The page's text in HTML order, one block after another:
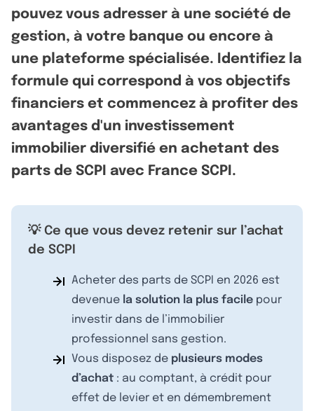
pouvez vous adresser à une société de
gestion, à votre banque ou encore à
une plateforme spécialisée. Identifiez la
formule qui correspond à vos objectifs
financiers et commencez à profiter des
avantages d'un investissement
immobilier diversifié en achetant des
parts de SCPI avec France SCPI.
💡 Ce que vous devez retenir sur l’achat
de SCPI
Acheter des parts de SCPI en 2026 est
devenue la solution la plus facile pour
investir dans de l’immobilier
professionnel sans gestion.
Vous disposez de plusieurs modes
d’achat : au comptant, à crédit pour
effet de levier et en démembrement